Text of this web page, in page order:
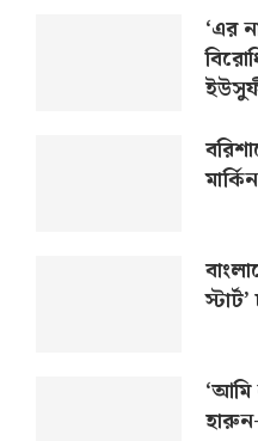
‘এর
স্টার্ট’
‘আমি